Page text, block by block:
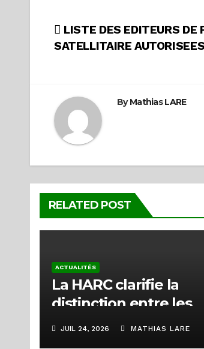
Navigation
LISTE DES EDITEURS DE
SATELLITAIRE
ByMathias LARE
RELATED POST
ACTUALITÉS
La HARC clarifie la
distinction entre les
types de badges au
JUIL 24, 2026 MATHIAS LARE